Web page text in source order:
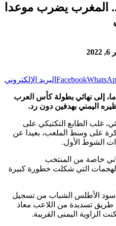
المغرب يضرب موعدا
Facebook البريد الإلكتروني
منتخب المغرب تحت 17 عاما، إلى نهائي بطولة كأس العرب
اليمني بهدفين دون رد.
غلب الطابع التكتيكي على
على وسط الملعب، بعيدا عن
الشوط الأول.
خاصة من المنتخب
التي شكلت خطورة كبيرة
الأطلس الشباب من تسجيل
في الدقيقة 79، عن طريق تسديدة من اللاعب معاذ
اليمنى القريبة.